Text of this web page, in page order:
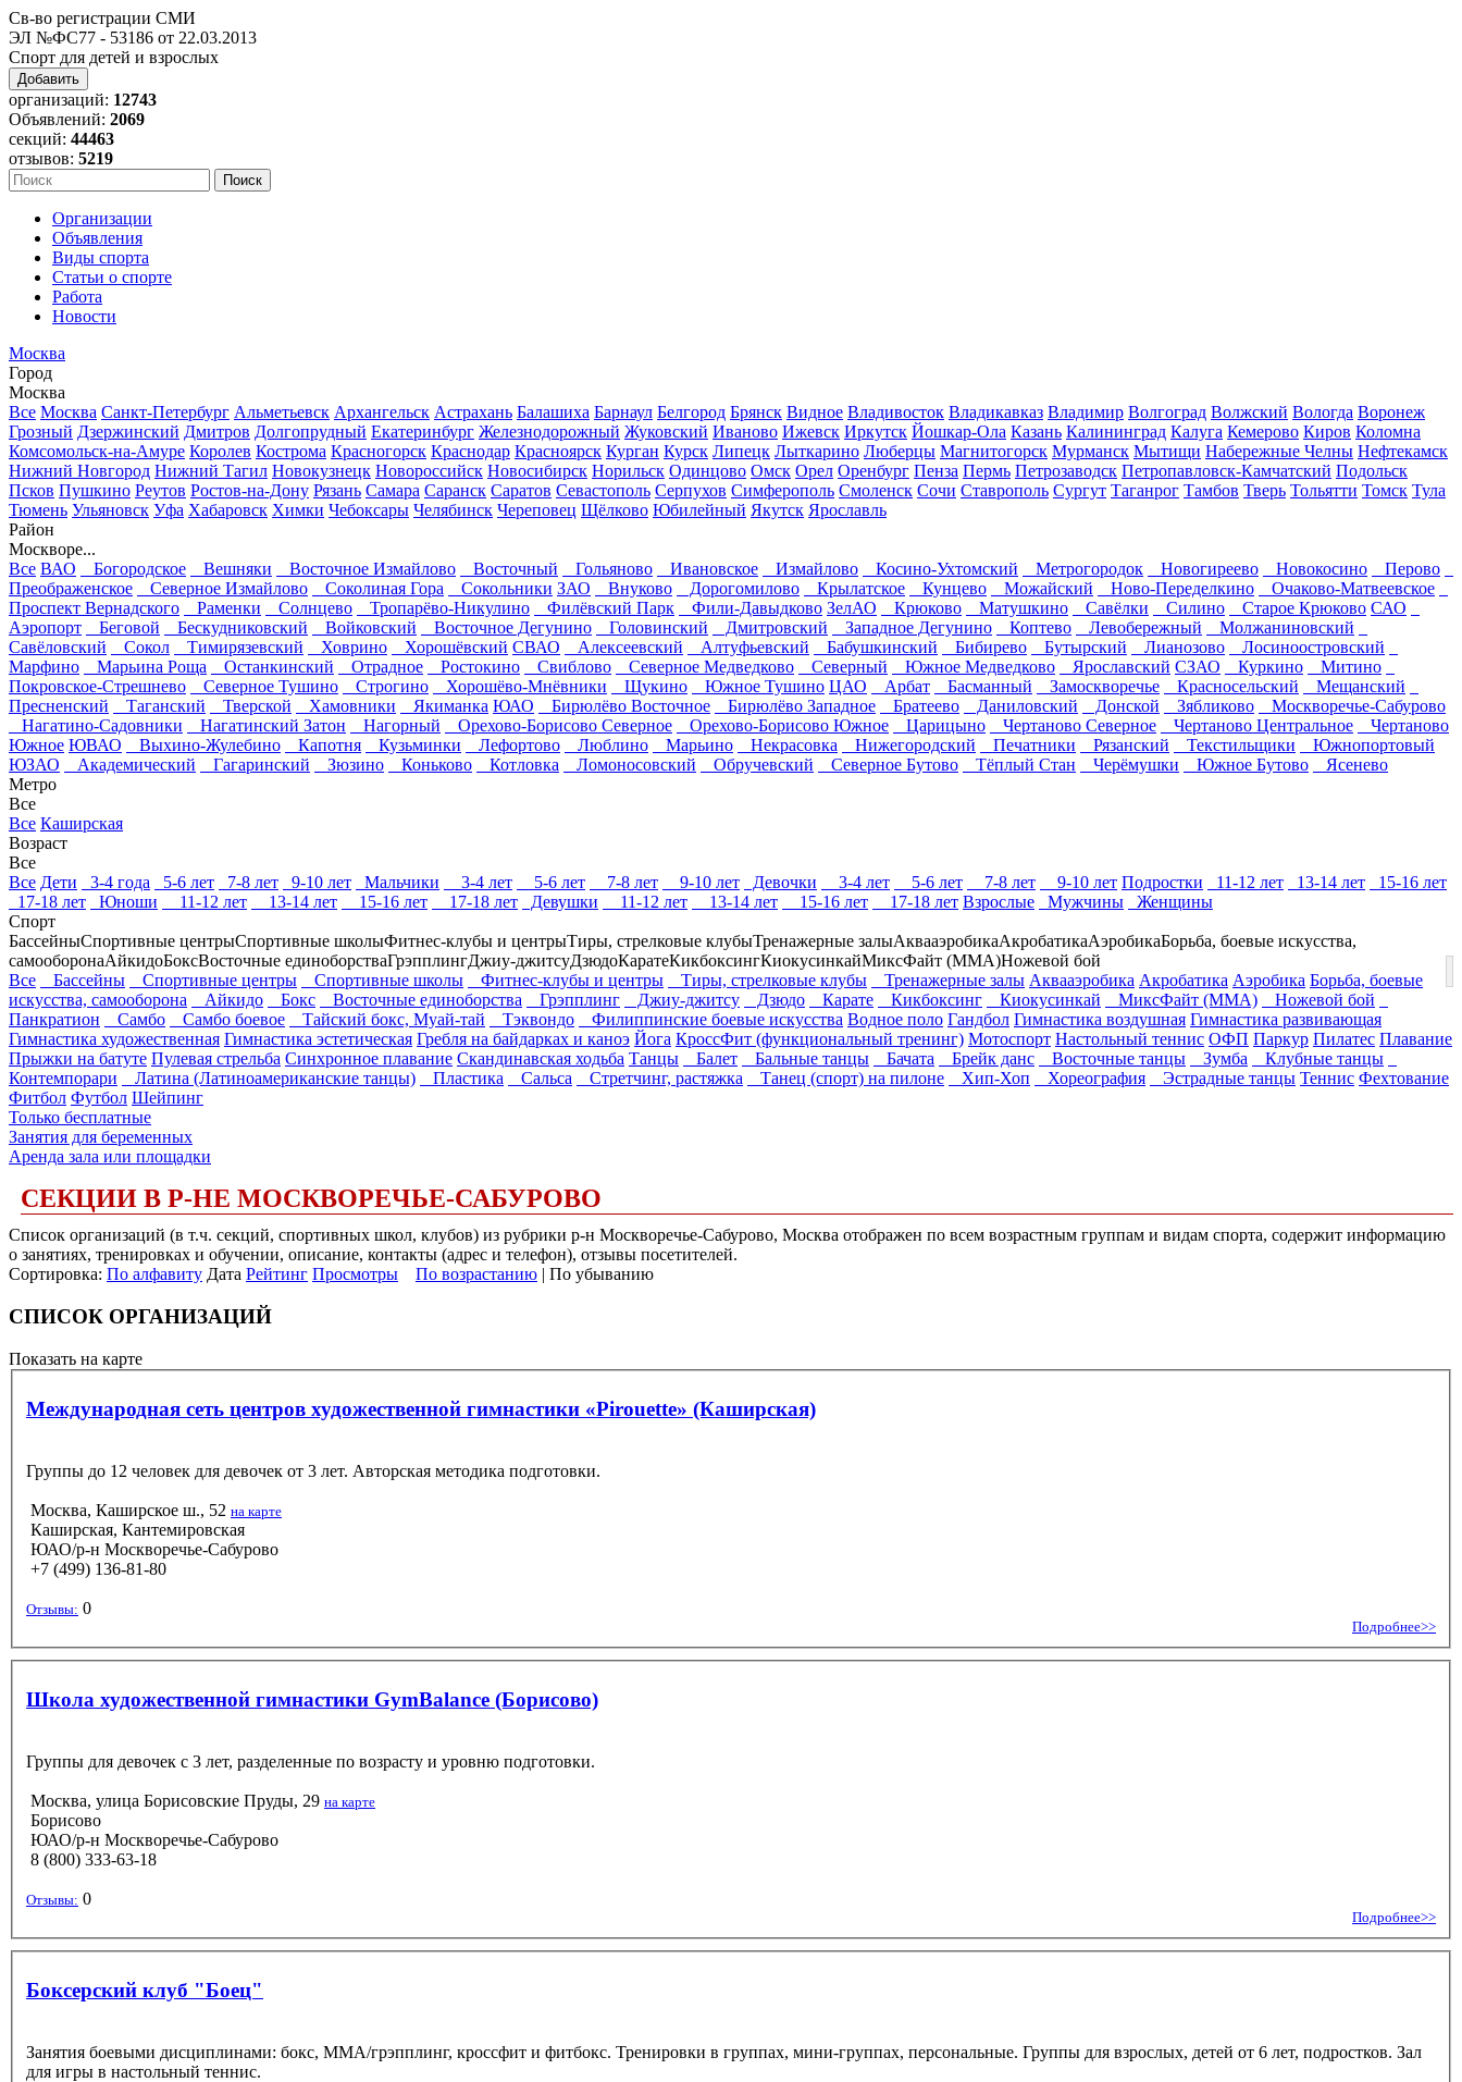
Св-во регистрации СМИ
ЭЛ №ФС77 - 53186 от 22.03.2013
Спорт для детей и взрослых
Добавить
организаций: 12743
Объявлений: 2069
секций: 44463
отзывов: 5219
Организации
Объявления
Виды спорта
Статьи о спорте
Работа
Новости
Москва
Город
Москва
Все Москва Санкт-Петербург Альметьевск Архангельск Астрахань Балашиха Барнаул Белгород Брянск Видное Владивосток Владикавказ Владимир Волгоград Волжский Вологда Воронеж
Грозный Дзержинский Дмитров Долгопрудный Екатеринбург Железнодорожный Жуковский Иваново Ижевск Иркутск Йошкар-Ола Казань Калининград Калуга Кемерово Киров Коломна
Комсомольск-на-Амуре Королев Кострома Красногорск Краснодар Красноярск Курган Курск Липецк Лыткарино Люберцы Магнитогорск Мурманск Мытищи Набережные Челны Нефтекамск
Нижний Новгород Нижний Тагил Новокузнецк Новороссийск Новосибирск Норильск Одинцово Омск Орел Оренбург Пенза Пермь Петрозаводск Петропавловск-Камчатский Подольск
Псков Пушкино Реутов Ростов-на-Дону Рязань Самара Саранск Саратов Севастополь Серпухов Симферополь Смоленск Сочи Ставрополь Сургут Таганрог Тамбов Тверь Тольятти Томск Тула
Тюмень Ульяновск Уфа Хабаровск Химки Чебоксары Челябинск Череповец Щёлково Юбилейный Якутск Ярославль
Район
Москворе...
Все ВАО Богородское Вешняки Восточное Измайлово Восточный Гольяново Ивановское Измайлово Косино-Ухтомский Метрогородок Новогиреево Новокосино
Перово
Преображенское
Северное Измайлово Соколиная Гора Сокольники ЗАО Внуково Дорогомилово Крылатское Кунцево Можайский Ново-Переделкино
Очаково-Матвеевское
Проспект Вернадского
Раменки Солнцево Тропарёво-Никулино Филёвский Парк Фили-Давыдково ЗелАО Крюково Матушкино Савёлки Силино Старое Крюково САО
Аэропорт
Беговой Бескудниковский Войковский Восточное Дегунино Головинский Дмитровский Западное Дегунино Коптево Левобережный
Молжаниновский
Савёловский
Сокол Тимирязевский Ховрино Хорошёвский СВАО Алексеевский Алтуфьевский Бабушкинский Бибирево Бутырский Лианозово
Лосиноостровский
Марфино
Марьина Роща Останкинский Отрадное Ростокино Свиблово Северное Медведково Северный Южное Медведково Ярославский СЗАО Куркино
Митино
Покровское-Стрешнево
Северное Тушино Строгино Хорошёво-Мнёвники Щукино Южное Тушино ЦАО Арбат Басманный Замоскворечье Красносельский
Мещанский
Пресненский
Таганский Тверской Хамовники Якиманка ЮАО Бирюлёво Восточное Бирюлёво Западное Братеево Даниловский Донской Зябликово
Москворечье-Сабурово
Нагатино-Садовники
Нагатинский Затон Нагорный Орехово-Борисово Северное Орехово-Борисово Южное Царицыно Чертаново Северное Чертаново Центральное
Чертаново
Южное ЮВАО Выхино-Жулебино Капотня Кузьминки Лефортово Люблино Марьино Некрасовка Нижегородский Печатники Рязанский Текстильщики
Южнопортовый
ЮЗАО
Академический Гагаринский Зюзино Коньково Котловка Ломоносовский Обручевский Северное Бутово Тёплый Стан Черёмушки Южное Бутово
Ясенево
Метро
Все
Все Каширская
Возраст
Все
Все Дети 3-4 года 5-6 лет 7-8 лет 9-10 лет Мальчики 3-4 лет 5-6 лет 7-8 лет 9-10 лет Девочки 3-4 лет 5-6 лет 7-8 лет 9-10 лет Подростки 11-12 лет 13-14 лет
15-16 лет
17-18 лет
Юноши 11-12 лет 13-14 лет 15-16 лет 17-18 лет Девушки 11-12 лет 13-14 лет 15-16 лет 17-18 лет Взрослые Мужчины
Женщины
Спорт
БассейныСпортивные центрыСпортивные школыФитнес-клубы и центрыТиры, стрелковые клубыТренажерные залыАквааэробикаАкробатикаАэробикаБорьба, боевые искусства,
самооборонаАйкидоБоксВосточные единоборстваГрэпплингДжиу-джитсуДзюдоКаратеКикбоксингКиокусинкайМиксФайт (ММА)Ножевой бой
Все
Бассейны Спортивные центры Спортивные школы Фитнес-клубы и центры Тиры, стрелковые клубы Тренажерные залы Аквааэробика Акробатика Аэробика Борьба, боевые
искусства, самооборона
Айкидо Бокс Восточные единоборства Грэпплинг Джиу-джитсу Дзюдо Карате Кикбоксинг Киокусинкай МиксФайт (ММА)
Ножевой бой
Панкратион
Самбо Самбо боевое Тайский бокс, Муай-тай Тэквондо Филиппинские боевые искусства Водное поло Гандбол Гимнастика воздушная Гимнастика развивающая
Гимнастика художественная Гимнастика эстетическая Гребля на байдарках и каноэ Йога КроссФит (функциональный тренинг) Мотоспорт Настольный теннис ОФП Паркур Пилатес Плавание
Прыжки на батуте Пулевая стрельба Синхронное плавание Скандинавская ходьба Танцы Балет Бальные танцы Бачата Брейк данс Восточные танцы Зумба
Клубные танцы
Контемпорари
Латина (Латиноамериканские танцы) Пластика Сальса Стретчинг, растяжка Танец (спорт) на пилоне Хип-Хоп Хореография Эстрадные танцы Теннис Фехтование
Фитбол Футбол Шейпинг
Только бесплатные
Занятия для беременных
Аренда зала или площадки
СЕКЦИИ В Р-НЕ МОСКВОРЕЧЬЕ-САБУРОВО
Список организаций (в т.ч. секций, спортивных школ, клубов) из рубрики р-н Москворечье-Сабурово, Москва отображен по всем возрастным группам и видам спорта, содержит информацию
о занятиях, тренировках и обучении, описание, контакты (адрес и телефон), отзывы посетителей.
Сортировка: По алфавиту Дата Рейтинг Просмотры По возрастанию | По убыванию
СПИСОК ОРГАНИЗАЦИЙ
Показать на карте
Международная сеть центров художественной гимнастики «Pirouette» (Каширская)
Группы до 12 человек для девочек от 3 лет. Авторская методика подготовки.
Москва, Каширское ш., 52 на карте
Каширская, Кантемировская
ЮАО/р-н Москворечье-Сабурово
+7 (499) 136-81-80
Отзывы: 0
Подробнее>>
Школа художественной гимнастики GymBalance (Борисово)
Группы для девочек с 3 лет, разделенные по возрасту и уровню подготовки.
Москва, улица Борисовские Пруды, 29 на карте
Борисово
ЮАО/р-н Москворечье-Сабурово
8 (800) 333-63-18
Отзывы: 0
Подробнее>>
Боксерский клуб "Боец"
Занятия боевыми дисциплинами: бокс, ММА/грэпплинг, кроссфит и фитбокс. Тренировки в группах, мини-группах, персональные. Группы для взрослых, детей от 6 лет, подростков. Зал
для игры в настольный теннис.